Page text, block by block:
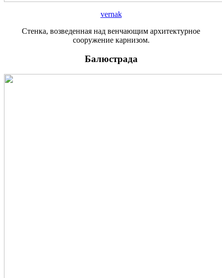
vernak
Стенка, возведенная над венчающим архитектурное
сооружение карнизом.
Балюстрада